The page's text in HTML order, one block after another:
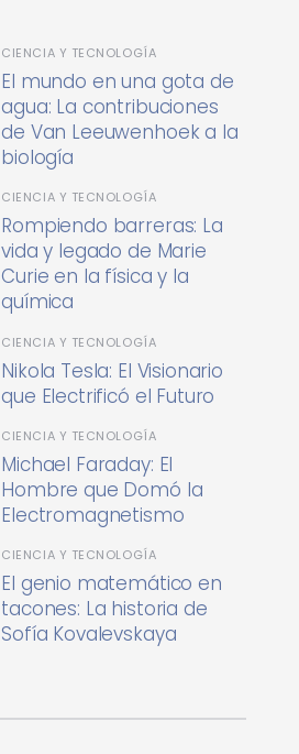
CIENCIA Y TECNOLOGÍA
El mundo en una gota de
agua: La contribuciones
de Van Leeuwenhoek a la
biología
CIENCIA Y TECNOLOGÍA
Rompiendo barreras: La
vida y legado de Marie
Curie en la física y la
química
CIENCIA Y TECNOLOGÍA
Nikola Tesla: El Visionario
que Electrificó el Futuro
CIENCIA Y TECNOLOGÍA
Michael Faraday: El
Hombre que Domó la
Electromagnetismo
CIENCIA Y TECNOLOGÍA
El genio matemático en
tacones: La historia de
Sofía Kovalevskaya